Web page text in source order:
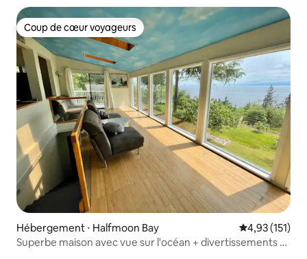
Coup de cœur voyageurs
Coup de cœur voyageurs
Hébergement ⋅ Halfmoon Bay Évaluation
4,93 (151)
Superbe maison avec vue sur l'océan + divertissements et